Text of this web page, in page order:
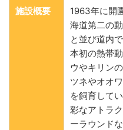
施設概要
1963年に開
海道第二の
と並び道内
本初の熱帯
ウやキリン
ツネやオオ
を飼育して
彩なアトラ
ーラウンド